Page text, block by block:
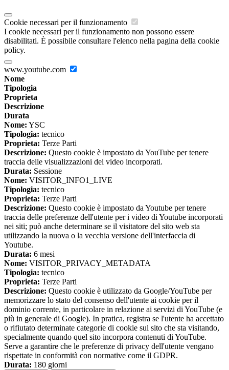
Cookie necessari per il funzionamento
I cookie necessari per il funzionamento non possono essere
disabilitati. È possibile consultare l'elenco nella pagina della cookie
policy.
www.youtube.com
Nome
Tipologia
Proprieta
Descrizione
Durata
Nome: YSC
Tipologia: tecnico
Proprieta: Terze Parti
Descrizione: Questo cookie è impostato da YouTube per tenere
traccia delle visualizzazioni dei video incorporati.
Durata: Sessione
Nome: VISITOR_INFO1_LIVE
Tipologia: tecnico
Proprieta: Terze Parti
Descrizione: Questo cookie è impostato da Youtube per tenere
traccia delle preferenze dell'utente per i video di Youtube incorporati
nei siti; può anche determinare se il visitatore del sito web sta
utilizzando la nuova o la vecchia versione dell'interfaccia di
Youtube.
Durata: 6 mesi
Nome: VISITOR_PRIVACY_METADATA
Tipologia: tecnico
Proprieta: Terze Parti
Descrizione: Questo cookie è utilizzato da Google/YouTube per
memorizzare lo stato del consenso dell'utente ai cookie per il
dominio corrente, in particolare in relazione ai servizi di YouTube (e
più in generale di Google). In pratica, registra se l'utente ha accettato
o rifiutato determinate categorie di cookie sul sito che sta visitando,
specialmente quando quel sito incorpora contenuti di YouTube.
Serve a garantire che le preferenze di privacy dell'utente vengano
rispettate in conformità con normative come il GDPR.
Durata: 180 giorni